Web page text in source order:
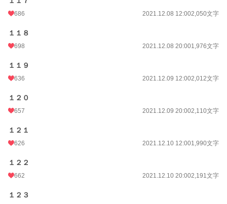
686 2021.12.08 12:002,050文字
１１８
698 2021.12.08 20:001,976文字
１１９
636 2021.12.09 12:002,012文字
１２０
657 2021.12.09 20:002,110文字
１２１
626 2021.12.10 12:001,990文字
１２２
662 2021.12.10 20:002,191文字
１２３